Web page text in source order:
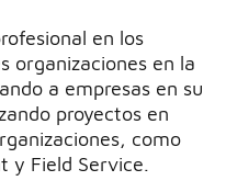
en los
organizaciones en la
a empresas en su
proyectos en
como
y Field Service.